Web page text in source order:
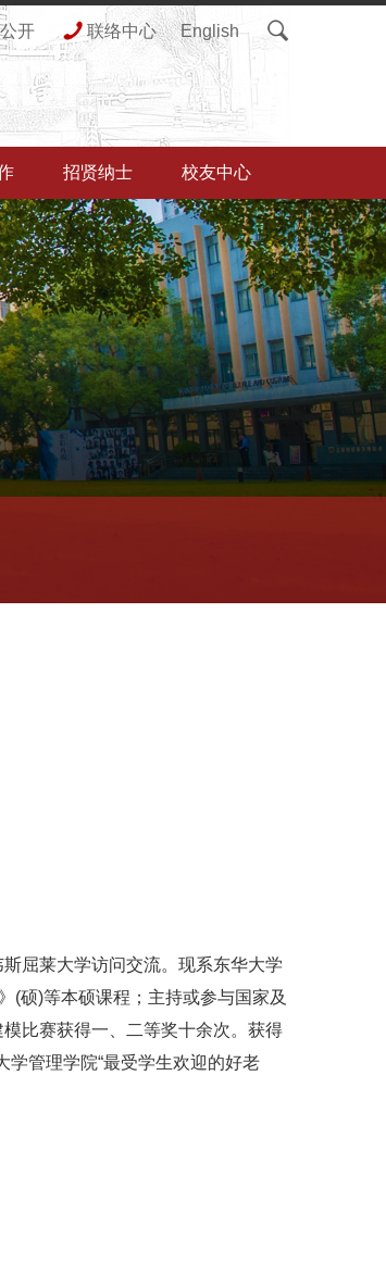
开 联络中心 English
招贤纳士 校友中心
屈莱大学访问交流。现系东华大学
(硕)等本硕课程；主持或参与国家及
比赛获得一、二等奖十余次。获得
管理学院“最受学生欢迎的好老